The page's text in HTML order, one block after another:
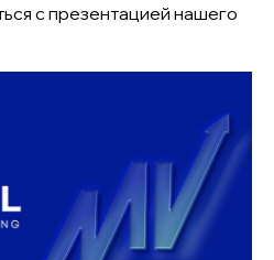
с презентацией нашего